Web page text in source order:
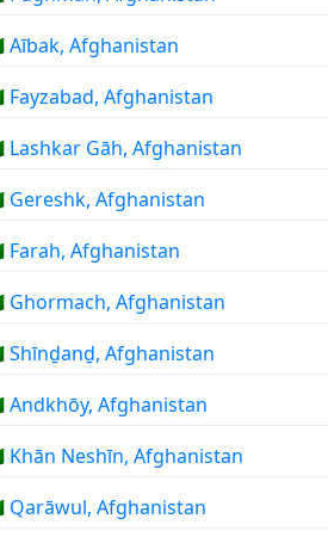
Aībak, Afghanistan
Fayzabad, Afghanistan
Lashkar Gāh, Afghanistan
Gereshk, Afghanistan
Farah, Afghanistan
Ghormach, Afghanistan
Shīnḏanḏ, Afghanistan
Andkhōy, Afghanistan
Khān Neshīn, Afghanistan
Qarāwul, Afghanistan